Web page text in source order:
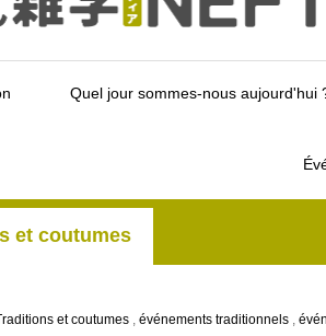
Quel jour sommes-nous aujourd'hui
et coutumes
et coutumes , événements traditionnels ,